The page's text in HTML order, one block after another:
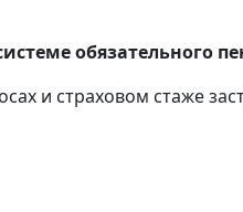
обязательного
и страховом стаже